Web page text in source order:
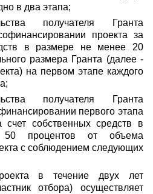
в два этапа;
получателя Гранта
проекта за
в размере не менее 20
размера Гранта (далее -
на первом этапе каждого
получателя Гранта
первого этапа
счет собственных средств в
процентов от объема
с соблюдением следующих
в течение двух лет
отбора) осуществляет